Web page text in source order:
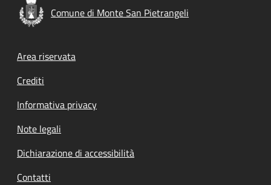
Comune di Monte San Pietrangeli
Footer menu
Area riservata
Crediti
Informativa privacy
Note legali
Dichiarazione di accessibilità
Contatti